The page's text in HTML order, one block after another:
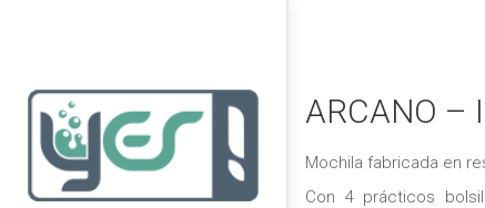
ARCANO –
Mochila fabricada en
Con 4 prácticos